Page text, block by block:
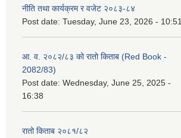
नीति तथा कार्यक्रम र वजेट २०८३-८४
Post date: Tuesday, June 23, 2026 - 10:51
आ. व. २०८२/८३ को रातो किताब (Red Book -
2082/83)
Post date: Wednesday, June 25, 2025 -
16:38
रातो किताब २०८१/८२